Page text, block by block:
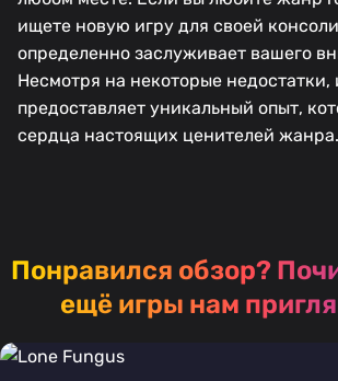
ищете новую игру для своей
определенно заслуживает вашего
Несмотря на некоторые недостатки,
предоставляет уникальный опыт,
сердца настоящих ценителей жанра.
Понравился обзор?
ещё игры нам